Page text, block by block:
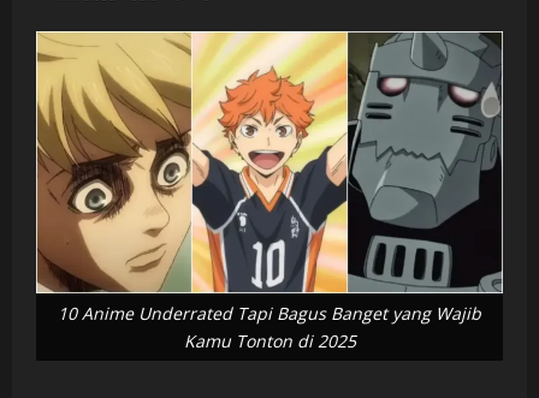
10 Anime Underrated Tapi Bagus Banget yang Wajib
Kamu Tonton di 2025